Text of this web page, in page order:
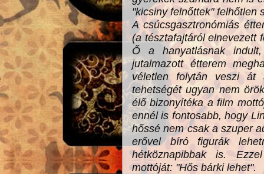
"kicsiny felnőttek" felhőtlen
A csúcsgasztronómiás
(a tésztafajtáról elnevezett
Ő a hanyatlásnak
jutalmazott étterem
véletlen folytán veszi át
tehetségét ugyan nem
élő bizonyítéka a film
ennél is fontosabb, hogy
hőssé nem csak a szuper
erővel bíró figurák
hétköznapibbak is.
mottóját: "Hős bárki lehet".